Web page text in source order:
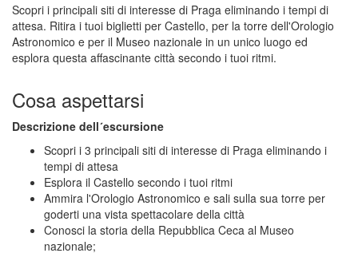
Scopri i principali siti di interesse di Praga eliminando i tempi di
attesa. Ritira i tuoi biglietti per Castello, per la torre dell'Orologio
Astronomico e per il Museo nazionale in un unico luogo ed
esplora questa affascinante città secondo i tuoi ritmi.
Cosa aspettarsi
Descrizione dell´escursione
Scopri i 3 principali siti di interesse di Praga eliminando i
tempi di attesa
Esplora il Castello secondo i tuoi ritmi
Ammira l'Orologio Astronomico e sali sulla sua torre per
goderti una vista spettacolare della città
Conosci la storia della Repubblica Ceca al Museo
nazionale;